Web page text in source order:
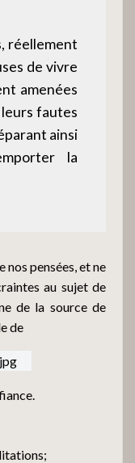
réellement
de vivre
amenées
leurs fautes
ainsi
la
nos pensées, et ne
au sujet de
de la source de
de